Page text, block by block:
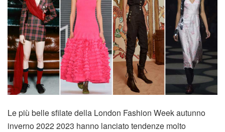
Le più belle sfilate della London Fashion Week autunno
inverno 2022 2023 hanno lanciato tendenze molto